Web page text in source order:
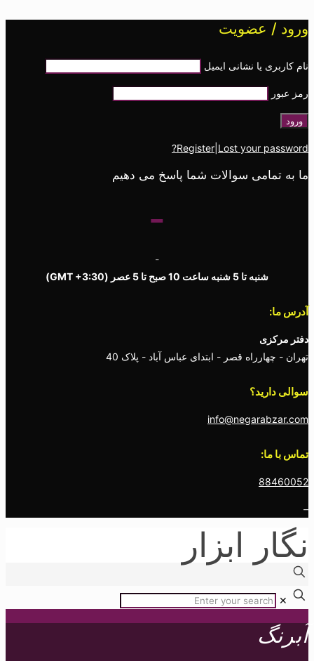
ورود / عضویت
نام کاربری یا نشانی ایمیل
رمز عبور
Register Lost your password?
ما به تمامی سوالات شما پاسخ می دهیم
-
-
شنبه تا 5 شنبه ساعت 10 صبح تا 5 عصر
(GMT +3:30)
آدرس ما:
دفتر مرکزی
تهران - چهارراه قصر - ابتدای عباس آباد - پلاک 40
سوالی دارید؟
info@negarabzar.com
تماس با ما:
88460052
–
نگار ابزار
✕
آبرنگ